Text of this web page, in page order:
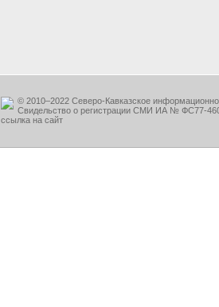
© 2010–2022 Северо-Кавказское
Свидельство о регистрации СМИ ИА № ФС77-
ссылка на сайт